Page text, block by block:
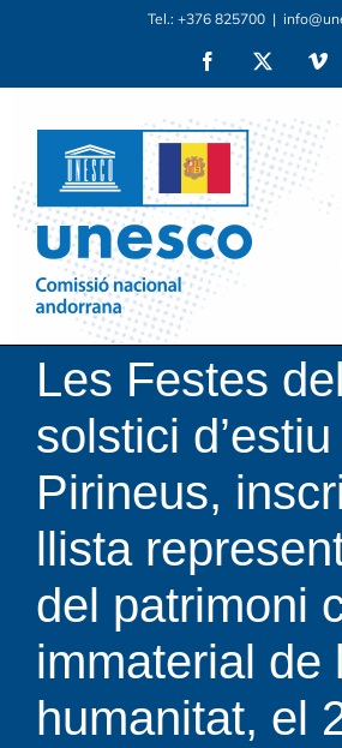
content
Tel.: +376 825700 |
Facebook
Les Festes
solstici
Pirineus,
llista
del patrimoni
immaterial de
humanitat, el